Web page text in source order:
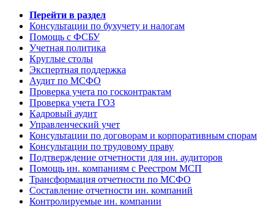
Перейти в раздел
Консультации по бухучету и налогам
Помощь с ФСБУ
Учетная политика
Круглые столы
Экспертная поддержка
Аудит по МСФО
Проверка учета по госконтрактам
Проверка учета ГОЗ
Кадровый аудит
Управленческий учет
Консультации по договорам и корпоративным спорам
Консультации по трудовому праву
Подтверждение отчетности для ин. аудиторов
Помощь ин. компаниям с Реестром МСП
Трансформация отчетности по МСФО
Составление отчетности ин. компаний
Контролируемые ин. компании